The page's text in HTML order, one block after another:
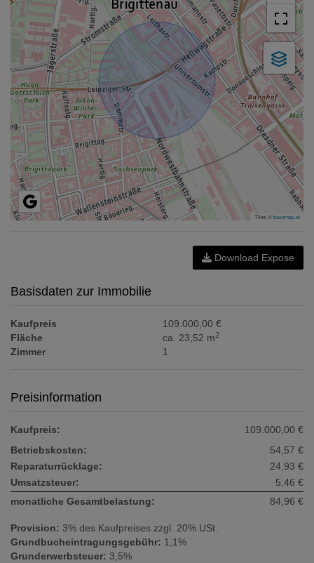
Tiles ©basemap.at
Download Expose
Basisdaten zur Immobilie
Kaufpreis
109.000,00 €
Fläche
ca. 23,52 m2
Zimmer 1
Preisinformation
Kaufpreis:
109.000,00 €
Betriebskosten:
54,57 €
Reparaturrücklage:
24,93 €
Umsatzsteuer:
5,46 €
monatliche Gesamtbelastung:
84,96 €
Provision: 3% des Kaufpreises zzgl. 20% USt.
Grundbucheintragungsgebühr: 1,1%
Grunderwerbsteuer: 3,5%